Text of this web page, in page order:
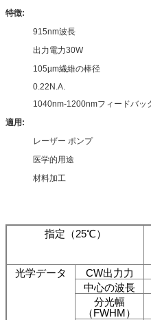
特徴:
915nm波長
出力電力30W
105µm繊維の棒径
0.22N.A.
1040nm-1200nmフィードバッ
適用:
レーザー ポンプ
医学的用途
材料加工
指定（25℃）
光学データ
CW出力力
中心の波長
分光幅
（FWHM）